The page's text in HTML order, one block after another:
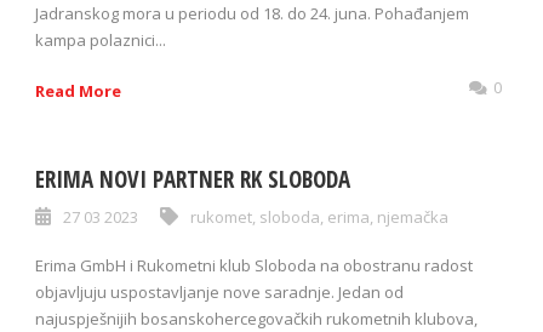
Jadranskog mora u periodu od 18. do 24. juna. Pohađanjem
kampa polaznici...
Read More 0
ERIMA NOVI PARTNER RK SLOBODA
27 03 2023 rukomet, sloboda, erima, njemačka
Erima GmbH i Rukometni klub Sloboda na obostranu radost
objavljuju uspostavljanje nove saradnje. Jedan od
najuspješnijih bosanskohercegovačkih rukometnih klubova,